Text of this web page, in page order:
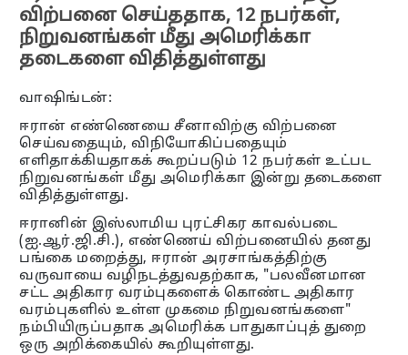
விற்பனை செய்ததாக, 12 நபர்கள்,
நிறுவனங்கள் மீது அமெரிக்கா
தடைகளை விதித்துள்ளது
வாஷிங்டன்:
ஈரான் எண்ணெயை சீனாவிற்கு விற்பனை
செய்வதையும், விநியோகிப்பதையும்
எளிதாக்கியதாகக் கூறப்படும் 12 நபர்கள் உட்பட
நிறுவனங்கள் மீது அமெரிக்கா இன்று தடைகளை
விதித்துள்ளது.
ஈரானின் இஸ்லாமிய புரட்சிகர காவல்படை
(ஐ.ஆர்.ஜி.சி.), எண்ணெய் விற்பனையில் தனது
பங்கை மறைத்து, ஈரான் அரசாங்கத்திற்கு
வருவாயை வழிநடத்துவதற்காக, "பலவீனமான
சட்ட அதிகார வரம்புகளைக் கொண்ட அதிகார
வரம்புகளில் உள்ள முகமை நிறுவனங்களை"
நம்பியிருப்பதாக அமெரிக்க பாதுகாப்புத் துறை
ஒரு அறிக்கையில் கூறியுள்ளது.